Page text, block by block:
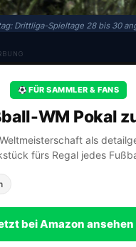
Drittliga-Spieltage 28 bis 30
FÜR SAMMLER & FANS
WM Pokal
als
fürs Regal jedes
bei Amazon